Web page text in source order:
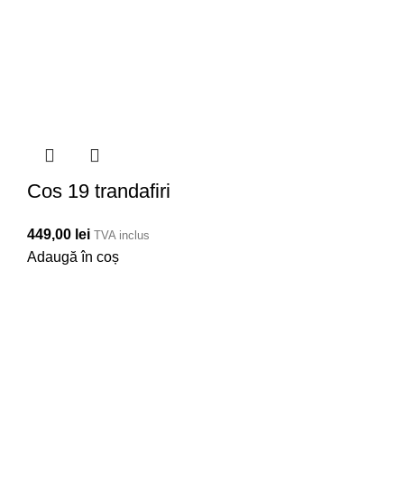
Cos 19 trandafiri
449,00 lei TVA inclus
Adaugă în coș